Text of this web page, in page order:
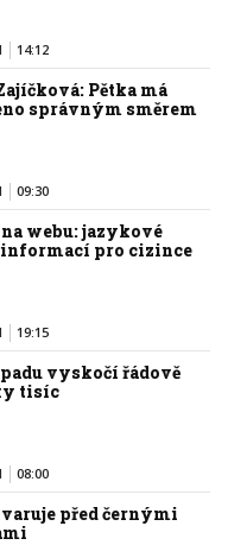
14:12
Pětka má
správným směrem
09:30
na webu: jazykové
informací pro cizince
19:15
vyskočí řádově
tisíc
08:00
varuje před černými